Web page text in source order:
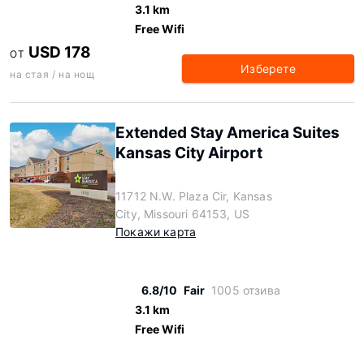
3.1 km
Free Wifi
ОТ USD 178
на стая / на нощ Изберете
Extended Stay America Suites
Kansas City Airport
11712 N.W. Plaza Cir, Kansas
City, Missouri 64153, US
Покажи карта
6.8/10 Fair 1005 отзива
3.1 km
Free Wifi